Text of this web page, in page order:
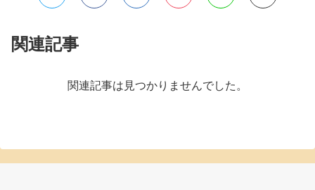
関連記事
関連記事は見つかりませんでした。